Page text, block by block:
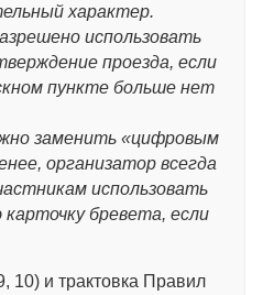
характер.
использовать
проезда, если
пункте больше нет
заменить «цифровым
организатор всегда
использовать
бревета, если
10) и трактовка Правил